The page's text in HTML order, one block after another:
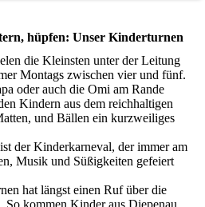
hüpfen: Unser Kinderturnen
die Kleinsten unter der Leitung
Montags zwischen vier und fünf.
oder auch die Omi am Rande
Kindern aus dem reichhaltigen
und Bällen ein kurzweiliges
der Kinderkarneval, der immer am
Musik und Süßigkeiten gefeiert
hat längst einen Ruf über die